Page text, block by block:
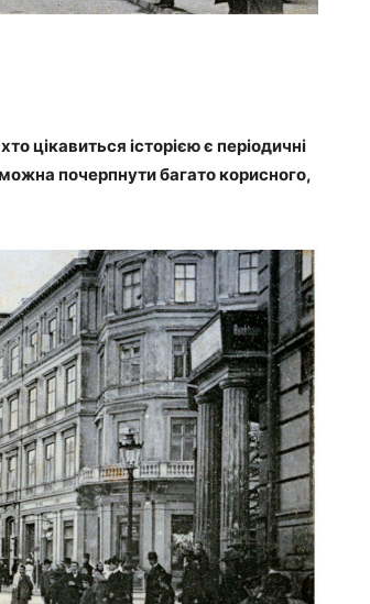
цікавиться історією є періодичні
почерпнути багато корисного,